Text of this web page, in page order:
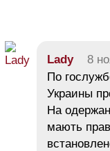
Lady 8
По
Украины
На
мають